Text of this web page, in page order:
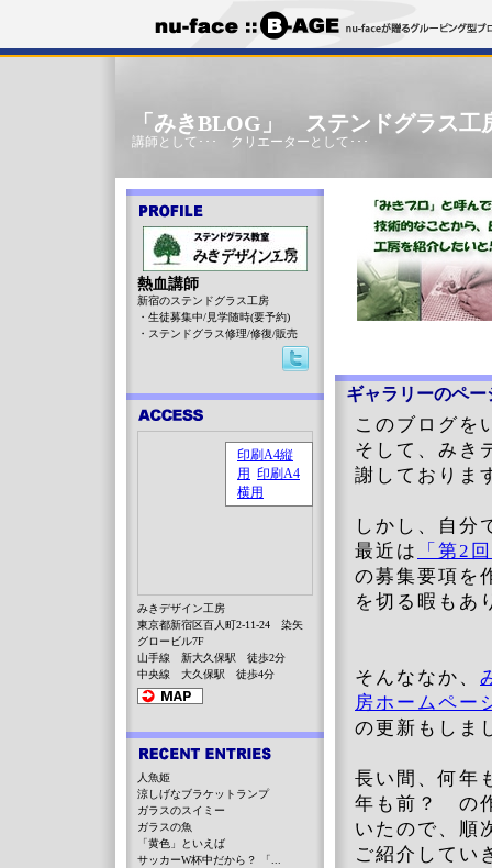
「みきBLOG」 ステンドグラス工
講師として･･･ クリエーターとして･･･
ギャラリーのペー
このブログを
そして、みき
謝しておりま
しかし、自分
最近は
「第2
の募集要項を
を切る暇もあ
そんななか、
房ホームペー
の更新もしま
長い間、何年
年も前？ の
いたので、順
ご紹介してい
熱血講師
新宿のステンドグラス工房
・生徒募集中/見学随時(要予約)
・ステンドグラス修理/修復/販売
みきデザイン工房
東京都新宿区百人町2-11-24 染矢
グロービル7F
山手線 新大久保駅 徒歩2分
中央線 大久保駅 徒歩4分
人魚姫
涼しげなブラケットランプ
ガラスのスイミー
ガラスの魚
「黄色」といえば
サッカーW杯中だから？ 「...